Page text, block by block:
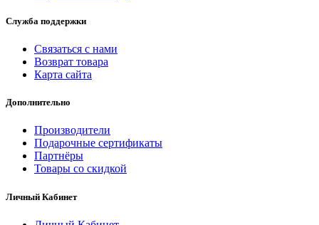
Служба поддержки
Связаться с нами
Возврат товара
Карта сайта
Дополнительно
Производители
Подарочные сертификаты
Партнёры
Товары со скидкой
Личный Кабинет